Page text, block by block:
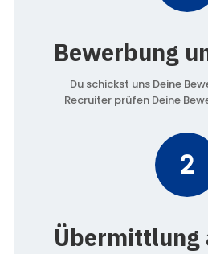
Bewerbung
Du schickst uns Deine
Recruiter prüfen Deine
2
Übermittlung